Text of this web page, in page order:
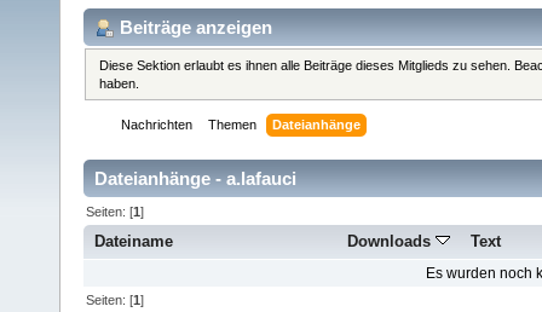
Beiträge anzeigen
Diese Sektion erlaubt es ihnen alle Beiträge dieses Mitglieds zu sehen.
haben.
Nachrichten Themen Dateianhänge
Dateianhänge - a.lafauci
Seiten: [1]
Dateiname Downloads Text
Es wurden noch
Seiten: [1]